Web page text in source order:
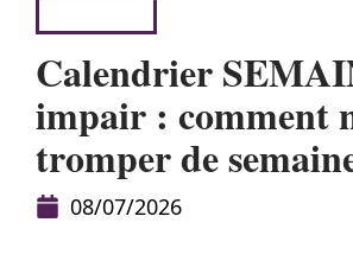
Calendrier
impair : comment
tromper de
08/07/2026